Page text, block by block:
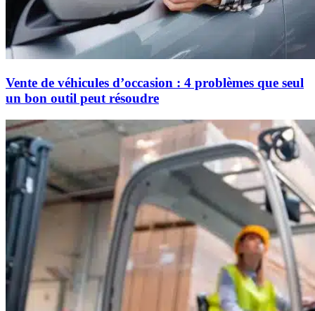
Vente de véhicules d’occasion : 4 problèmes que seul
un bon outil peut résoudre